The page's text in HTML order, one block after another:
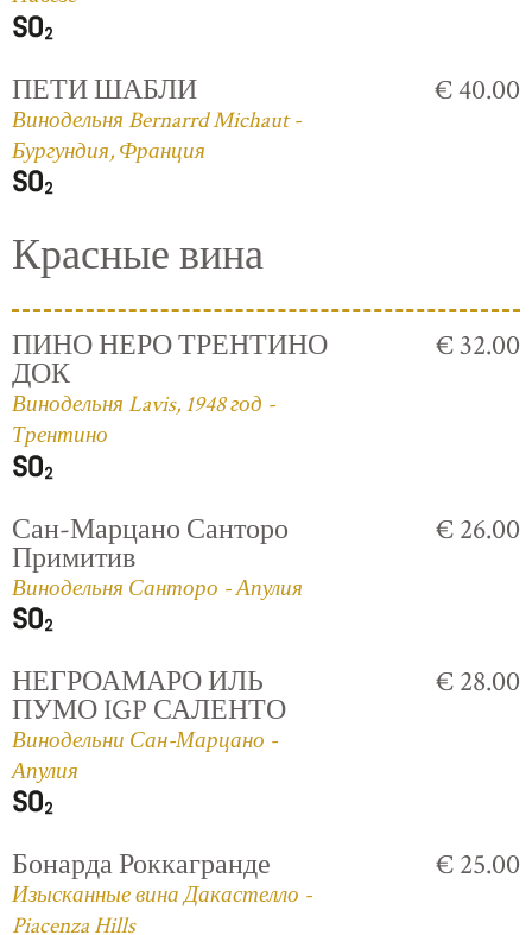
ПЕТИ ШАБЛИ
Винодельня Bernarrd Michaut -
Бургундия, Франция
€ 40.00
Красные вина
ПИНО НЕРО ТРЕНТИНО
ДОК
Винодельня Lavis, 1948 год -
Трентино
€ 32.00
Сан-Марцано Санторо
Примитив
Винодельня Санторо - Апулия
€ 26.00
НЕГРОАМАРО ИЛЬ
ПУМО IGP САЛЕНТО
Винодельни Сан-Марцано -
Апулия
€ 28.00
Бонарда Роккагранде
Изысканные вина Дакастелло -
Piacenza Hills
€ 25.00